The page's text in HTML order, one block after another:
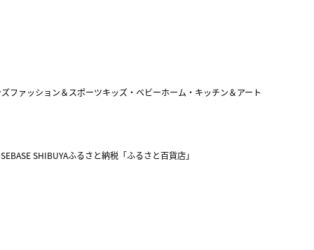
ズファッション＆スポーツキッズ・ベビーホーム・キッチン＆アート
SHIBUYAふるさと納税「ふるさと百貨店」